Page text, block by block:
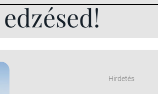
Hirdetés